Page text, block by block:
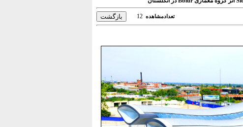
تعدادمشاهده 12